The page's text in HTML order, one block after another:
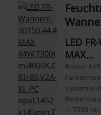
Max
LED
MAX
Kl. PC
Breite:
1: 7300 lm